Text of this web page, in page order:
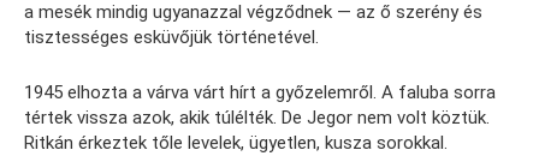
a mesék mindig ugyanazzal végződnek — az ő szerény és
tisztességes esküvőjük történetével.
1945 elhozta a várva várt hírt a győzelemről. A faluba sorra
tértek vissza azok, akik túlélték. De Jegor nem volt köztük.
Ritkán érkeztek tőle levelek, ügyetlen, kusza sorokkal.